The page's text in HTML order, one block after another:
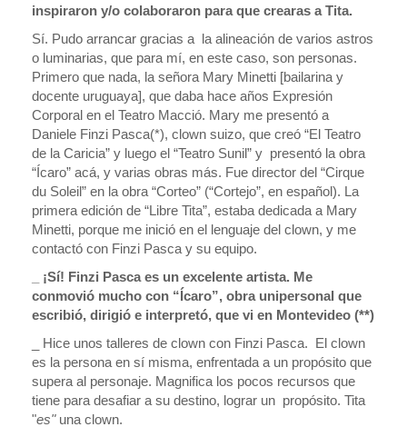
inspiraron y/o colaboraron para que crearas a Tita.
Sí. Pudo arrancar gracias a la alineación de varios astros
o luminarias, que para mí, en este caso, son personas.
Primero que nada, la señora Mary Minetti [bailarina y
docente uruguaya], que daba hace años Expresión
Corporal en el Teatro Macció. Mary me presentó a
Daniele Finzi Pasca(*), clown suizo, que creó “El Teatro
de la Caricia” y luego el “Teatro Sunil” y presentó la obra
“Ícaro” acá, y varias obras más. Fue director del “Cirque
du Soleil” en la obra “Corteo” (“Cortejo”, en español). La
primera edición de “Libre Tita”, estaba dedicada a Mary
Minetti, porque me inició en el lenguaje del clown, y me
contactó con Finzi Pasca y su equipo.
_ ¡Sí! Finzi Pasca es un excelente artista. Me
conmovió mucho con “Ícaro”, obra unipersonal que
escribió, dirigió e interpretó, que vi en Montevideo (**)
_ Hice unos talleres de clown con Finzi Pasca. El clown
es la persona en sí misma, enfrentada a un propósito que
supera al personaje. Magnifica los pocos recursos que
tiene para desafiar a su destino, lograr un propósito. Tita
"es"una clown.